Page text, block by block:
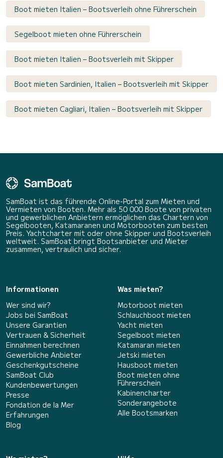
Boot mieten Italien – Bootsverleih ohne Führerschein
Segelboot mieten ohne Führerschein
Boot mieten Italien – Bootsverleih mit Skipper
Boot mieten Sardinien, Italien – Bootsverleih mit Skipper
Boot mieten Cagliari, Italien – Bootsverleih mit Skipper
SamBoat ist das führende Online-Portal zum Mieten und
Vermieten von Booten. Mehr als 50 000 Boote von privaten
und gewerblichen Anbietern ermöglichen das Chartern von
Segelbooten, Katamaranen und Motorbooten zum besten
Preis. Yachtcharter mit oder ohne Skipper und Bootsverleih
weltweit. SamBoat bringt Bootsanbieter und Mieter
zusammen, vertraulich und sicher.
Informationen
Wer sind wir?
Jobs bei SamBoat
Unsere Garantien
Vertrauen & Sicherheit
Einnahmen berechnen
Gewerbliche Anbieter
Geschenkgutscheine
SamBoat Club
Kundenbewertungen
Presse
Fondation de la Mer
Erfahrungen
Blog
Was mieten?
Motorboot mieten
Schlauchboot mieten
Yacht mieten
Segelboot mieten
Katamaran mieten
Jetski mieten
Hausboot mieten
Boot mieten ohne
Führerschein
Kabinencharter
Sonderangebote
Alle Bootsmarken